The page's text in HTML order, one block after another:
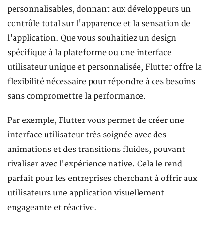
personnalisables, donnant aux développeurs un
contrôle total sur l'apparence et la sensation de
l'application. Que vous souhaitiez un design
spécifique à la plateforme ou une interface
utilisateur unique et personnalisée, Flutter offre la
flexibilité nécessaire pour répondre à ces besoins
sans compromettre la performance.
Par exemple, Flutter vous permet de créer une
interface utilisateur très soignée avec des
animations et des transitions fluides, pouvant
rivaliser avec l'expérience native. Cela le rend
parfait pour les entreprises cherchant à offrir aux
utilisateurs une application visuellement
engageante et réactive.